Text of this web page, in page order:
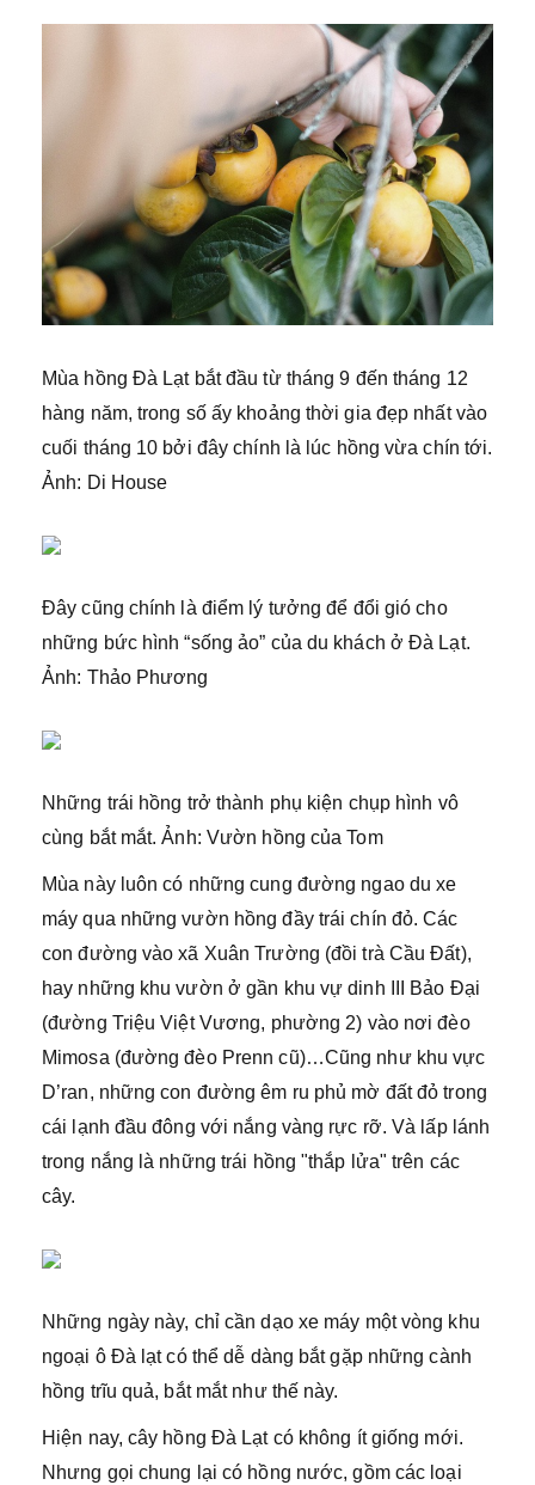
Mùa hồng Đà Lạt bắt đầu từ tháng 9 đến tháng 12
hàng năm, trong số ấy khoảng thời gia đẹp nhất vào
cuối tháng 10 bởi đây chính là lúc hồng vừa chín tới.
Ảnh: Di House
Đây cũng chính là điểm lý tưởng để đổi gió cho
những bức hình “sống ảo” của du khách ở Đà Lạt.
Ảnh: Thảo Phương
Những trái hồng trở thành phụ kiện chụp hình vô
cùng bắt mắt. Ảnh: Vườn hồng của Tom
Mùa này luôn có những cung đường ngao du xe
máy qua những vườn hồng đầy trái chín đỏ. Các
con đường vào xã Xuân Trường (đồi trà Cầu Đất),
hay những khu vườn ở gần khu vự dinh III Bảo Đại
(đường Triệu Việt Vương, phường 2) vào nơi đèo
Mimosa (đường đèo Prenn cũ)…Cũng như khu vực
D’ran, những con đường êm ru phủ mờ đất đỏ trong
cái lạnh đầu đông với nắng vàng rực rỡ. Và lấp lánh
trong nắng là những trái hồng "thắp lửa" trên các
cây.
Những ngày này, chỉ cần dạo xe máy một vòng khu
ngoại ô Đà lạt có thể dễ dàng bắt gặp những cành
hồng trĩu quả, bắt mắt như thế này.
Hiện nay, cây hồng Đà Lạt có không ít giống mới.
Nhưng gọi chung lại có hồng nước, gồm các loại